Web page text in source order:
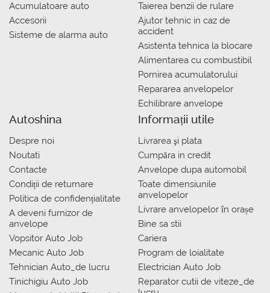
Acumulatoare auto
Accesorii
Sisteme de alarma auto
Taierea benzii de rulare
Ajutor tehnic in caz de
accident
Asistenta tehnica la blocare
Alimentarea cu combustibil
Pornirea acumulatorului
Repararea anvelopelor
Echilibrare anvelope
Autoshina
Despre noi
Noutati
Contacte
Condiții de returnare
Politica de confidențialitate
A deveni furnizor de
anvelope
Vopsitor Auto Job
Mecanic Auto Job
Tehnician Auto_de lucru
Tinichigiu Auto Job
Informații utile
Livrarea şi plata
Сumpăra in credit
Anvelope dupa automobil
Toate dimensiunile
anvelopelor
Livrare anvelopelor în orașe
Bine sa stii
Cariera
Program de loialitate
Electrician Auto Job
Reparator cutii de viteze_de